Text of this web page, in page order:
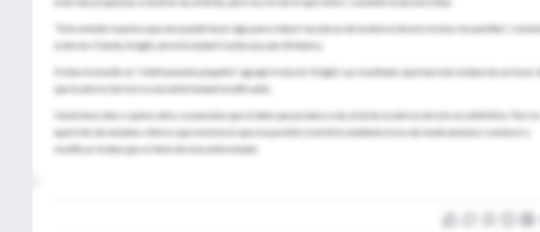
"Este estudio muestra que uno puede hacer algo para reducir las placas de la aterosclerosis incluso sin pastillas",
el doctor Charles Knight, de la Sociedad Cardiovascular Británica.
Si bien el estudio es "relativamente pequeño", agregó el doctor Knight, sus resultados aportan más evidencias en favor
que la aterosclerosis es una enfermedad modificable.
Hasta hace diez o quince años, se pensaba que el daño que produce a las arterias la aterosclerosis era definitivo. Pero la
aparición de estudios clínicos que mostraron que era posible revertirlo mediante el uso de medicamentos comenzó a
modificar la idea que se tiene de esta enfermedad.